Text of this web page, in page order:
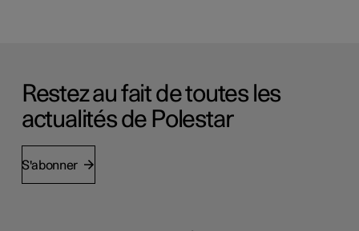
Restez au fait de toutes les
actualités de Polestar
S'abonner